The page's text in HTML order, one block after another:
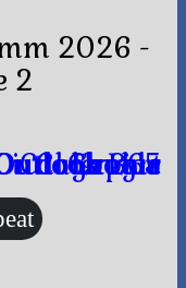
iCal Export
Google Calendar
365
Live